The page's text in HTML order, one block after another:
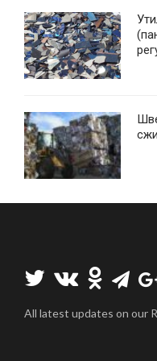
All latest updates on our